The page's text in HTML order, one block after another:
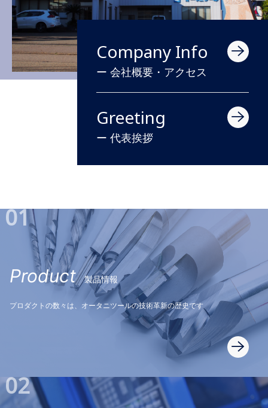
Company Info
ー 会社概要・アクセス
Greeting
ー 代表挨拶
01
Product 製品情報
プロダクトの数々は、オータニツールの技術革新の歴史です
02